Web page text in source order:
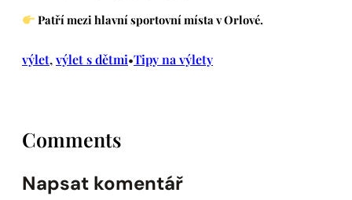
Patří mezi hlavní sportovní místa v Orlové.
výlet, výlet s dětmi•Tipy na výlety
Comments
Napsat komentář